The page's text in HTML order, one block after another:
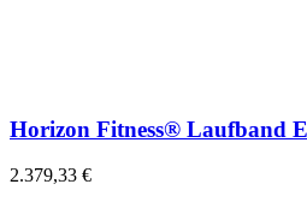
Horizon Fitness® Laufband
2.379,33 €